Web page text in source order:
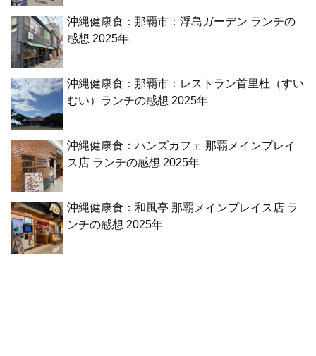
沖縄健康食：那覇市：浮島ガーデン ランチの
感想 2025年
沖縄健康食：那覇市：レストラン首里杜（すい
むい）ランチの感想 2025年
沖縄健康食：ハンズカフェ 那覇メインプレイ
ス店 ランチの感想 2025年
沖縄健康食：和風亭 那覇メインプレイス店 ラ
ンチの感想 2025年